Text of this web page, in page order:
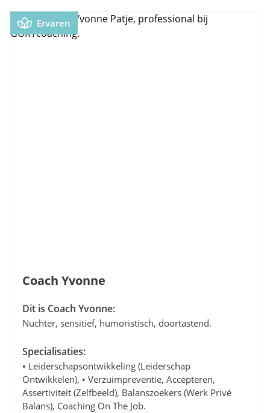
Ervaren
Coach Yvonne
Dit is Coach Yvonne:
Nuchter, sensitief, humoristisch, doortastend.
Specialisaties:
• Leiderschapsontwikkeling (leiderschap
Ontwikkelen), • Verzuimpreventie, Accepteren,
Assertiviteit (zelfbeeld), Balanszoekers (werk Privé
Balans), Coaching On The Job.